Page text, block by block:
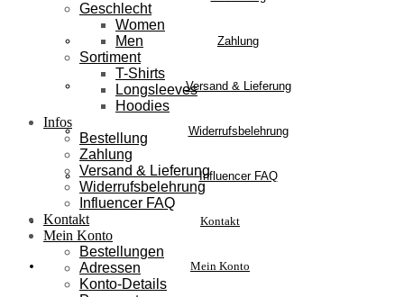
Zahlung
Versand & Lieferung
Widerrufsbelehrung
Influencer FAQ
Kontakt
Mein Konto
Geschlecht
Women
Men
Sortiment
T-Shirts
Longsleeves
Hoodies
Infos
Bestellung
Zahlung
Versand & Lieferung
Widerrufsbelehrung
Influencer FAQ
Kontakt
Mein Konto
Bestellungen
Adressen
Konto-Details